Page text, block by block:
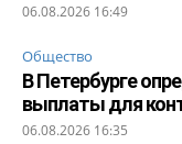
06.08.2026 16:49
Общество
В Петербурге
выплаты для
06.08.2026 16:35